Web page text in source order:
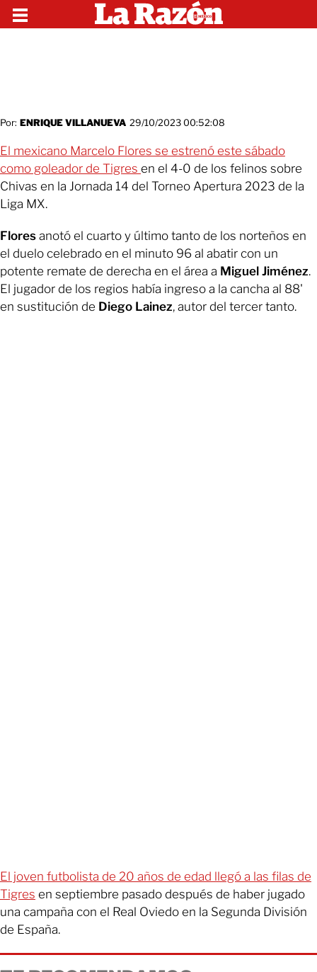
Por: ENRIQUE VILLANUEVA 29/10/2023 00:52:08
El mexicano Marcelo Flores se estrenó este sábado
como goleador de Tigres en el 4-0 de los felinos sobre
Chivas en la Jornada 14 del Torneo Apertura 2023 de la
Liga MX.
Flores anotó el cuarto y último tanto de los norteños en
el duelo celebrado en el minuto 96 al abatir con un
potente remate de derecha en el área a Miguel Jiménez.
El jugador de los regios había ingreso a la cancha al 88'
en sustitución de Diego Lainez, autor del tercer tanto.
El joven futbolista de 20 años de edad llegó a las filas de
Tigres en septiembre pasado después de haber jugado
una campaña con el Real Oviedo en la Segunda División
de España.